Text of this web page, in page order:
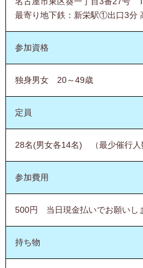
最寄り地下鉄：新栄駅①出口3
参加資格
独身男女 20～49歳
定員
28名(男女各14名) （最少催行
参加費用
500円 当日現金払いでお願いし
持ち物